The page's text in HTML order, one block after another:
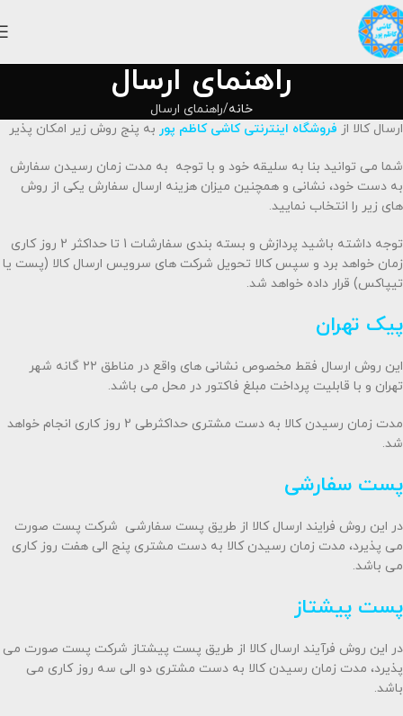
راهنمای ارسال
خانه راهنمای ارسال
ارسال کالا از فروشگاه اینترنتی کاشی کاظم پور به پنج روش زیر امکان پذیر
شما می توانید بنا به سلیقه خود و با توجه به مدت زمان رسیدن سفارش
به دست خود، نشانی و همچنین میزان هزینه ارسال سفارش یکی از روش
های زیر را انتخاب نمایید.
توجه داشته باشید پردازش و بسته بندی سفارشات 1 تا حداکثر 2 روز کاری
زمان خواهد برد و سپس کالا تحویل شرکت های سرویس ارسال کالا (پست یا
تیپاکس) قرار داده خواهد شد.
پیک تهران
این روش ارسال فقط مخصوص نشانی های واقع در مناطق ۲۲ گانه شهر
تهران و با قابلیت پرداخت مبلغ فاکتور در محل می باشد.
مدت زمان رسیدن کالا به دست مشتری حداکثرطی 2 روز کاری انجام خواهد
شد.
پست سفارشی
در این روش فرایند ارسال کالا از طریق پست سفارشی شرکت پست صورت
می پذیرد، مدت زمان رسیدن کالا به دست مشتری پنج الی هفت روز کاری
می باشد.
پست پیشتاز
در این روش فرآیند ارسال کالا از طریق پست پیشتاز شرکت پست صورت می
پذیرد، مدت زمان رسیدن کالا به دست مشتری دو الی سه روز کاری می
باشد.